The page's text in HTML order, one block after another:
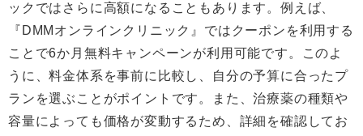
ックではさらに高額になることもあります。例えば、
『DMMオンラインクリニック』ではクーポンを利用する
ことで6か月無料キャンペーンが利用可能です。このよ
うに、料金体系を事前に比較し、自分の予算に合ったプ
ランを選ぶことがポイントです。また、治療薬の種類や
容量によっても価格が変動するため、詳細を確認してお